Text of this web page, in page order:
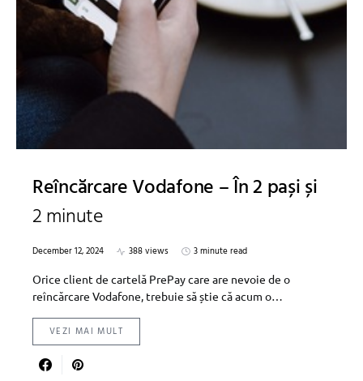
Reîncărcare Vodafone – În 2 pași și
2 minute
December 12, 2024 388 views
3 minute read
Orice client de cartelă PrePay care are nevoie de o
reîncărcare Vodafone, trebuie să știe că acum o…
VEZI MAI MULT